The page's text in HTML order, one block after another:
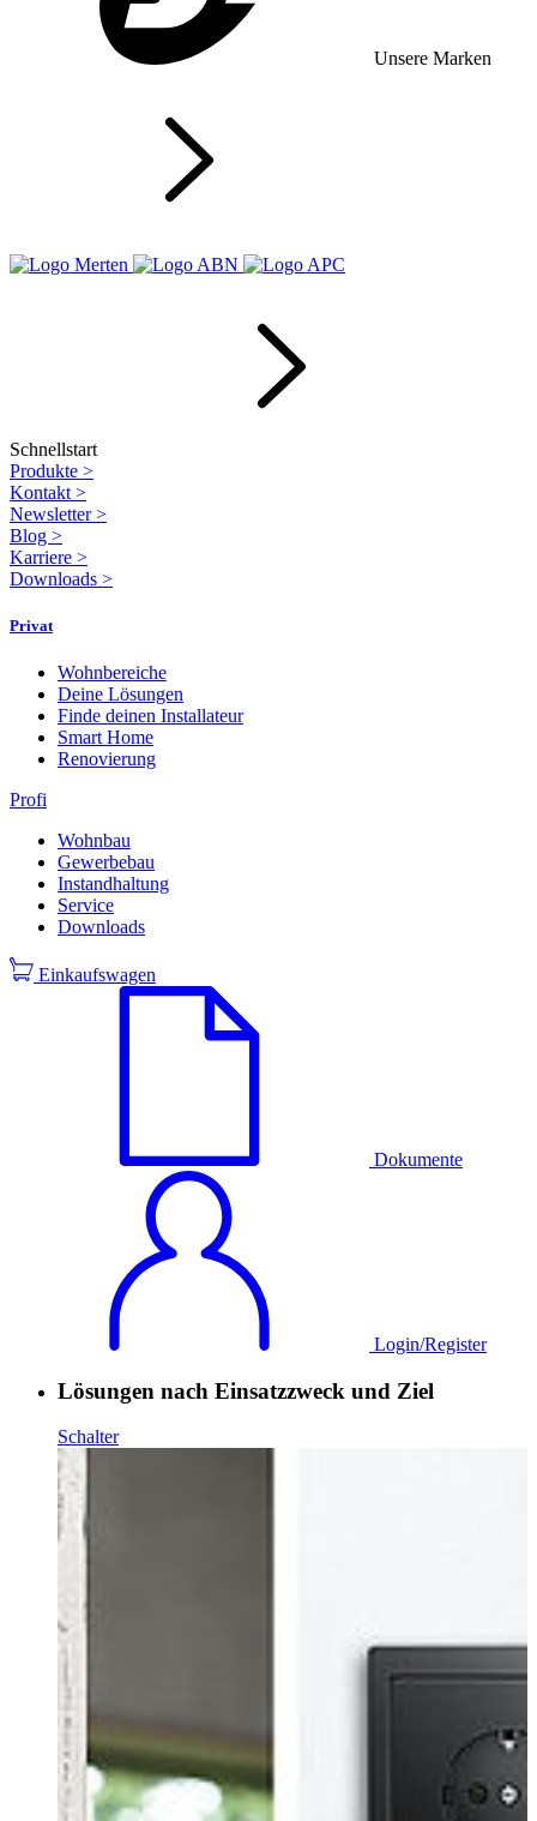
Unsere Marken
Schnellstart
Produkte >
Kontakt >
Newsletter>
Blog >
Karriere >
Downloads >
Privat
Wohnbereiche
Deine Lösungen
Finde deinen Installateur
Smart Home
Renovierung
Profi
Wohnbau
Gewerbebau
Instandhaltung
Service
Downloads
Einkaufswagen
Dokumente
Login/Register
Lösungen nach Einsatzzweck und Ziel
Schalter